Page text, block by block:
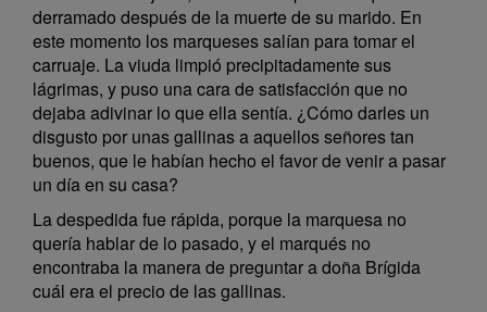
derramado después de la muerte de su marido. En
este momento los marqueses salían para tomar el
carruaje. La viuda limpió precipitadamente sus
lágrimas, y puso una cara de satisfacción que no
dejaba adivinar lo que ella sentía. ¿Cómo darles un
disgusto por unas gallinas a aquellos señores tan
buenos, que le habían hecho el favor de venir a pasar
un día en su casa?
La despedida fue rápida, porque la marquesa no
quería hablar de lo pasado, y el marqués no
encontraba la manera de preguntar a doña Brígida
cuál era el precio de las gallinas.